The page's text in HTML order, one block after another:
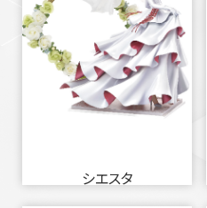
シエスタ